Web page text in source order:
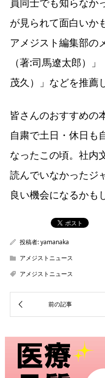
が見られて面白いか
アメジスト編集部の
（著:司馬遼太郎）
茂久）」などを推薦
皆さんのおすすめの
自粛で土日・休日も
なったこの頃。社内
読んでいなかったジ
良い機会になるかも
投稿者:yamanaka
アメジストニュース
アメジストニュース